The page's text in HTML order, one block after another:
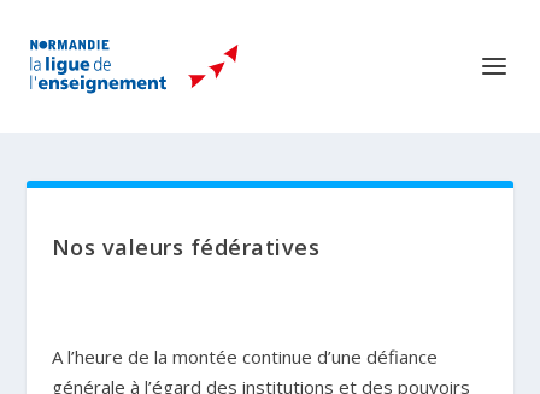
Nos valeurs fédératives
A l’heure de la montée continue d’une défiance
générale à l’égard des institutions et des pouvoirs